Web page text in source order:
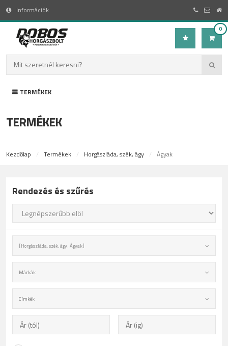
Információk
0
TERMÉKEK
TERMÉKEK
Kezdőlap Termékek Horgászláda, szék, ágy Ágyak
Rendezés és szűrés
[Horgászláda, szék, ágy: Ágyak]
Márkák
Címkék